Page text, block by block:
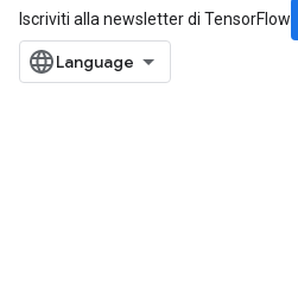
Iscriviti alla newsletter di TensorFlow